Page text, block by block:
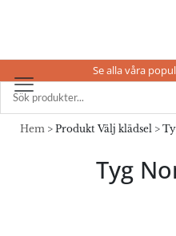
Se alla våra
Hem > Produkt Välj klädsel >
Tyg